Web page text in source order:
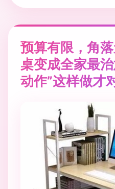
预算有限，角
桌变成全家最
动作”这样做才